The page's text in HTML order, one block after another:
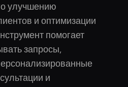
улучшению
и оптимизации
помогает
запросы,
и